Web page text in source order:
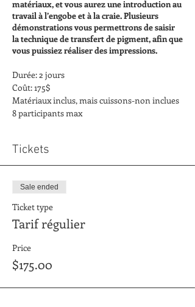
matériaux, et vous aurez une introduction au
travail à l’engobe et à la craie. Plusieurs
démonstrations vous permettrons de saisir
la technique de transfert de pigment, afin que
vous puissiez réaliser des impressions.
Durée: 2 jours
Coût: 175$
Matériaux inclus, mais cuissons-non inclues
8 participants max
Tickets
Sale ended
Ticket type
Tarif régulier
Price
$175.00